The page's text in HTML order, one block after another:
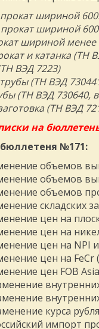
прокат шириной
прокат шириной
шириной
и катанка (ТН
ВЭД 7223)
(ТН ВЭД
(ТН ВЭД 730640,
(ТН ВЭД
на
№171:
объемов
объемов
объемов
складских
цен на
цен на
цен на NPI
цен на FeCr
цен FOB
курса
импорт